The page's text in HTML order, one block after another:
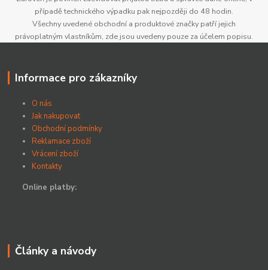
případě technického výpadku pak nejpozději do 48 hodin.
Všechny uvedené obchodní a produktové značky patří jejich
právoplatným vlastníkům, zde jsou uvedeny pouze za účelem popisu.
Informace pro zákazníky
O nás
Jak nakupovat
Obchodní podmínky
Reklamace zboží
Vrácení zboží
Kontakty
Online platby:
Články a návody